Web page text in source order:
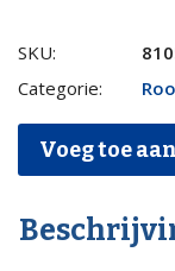
Rookmachine
Antari
Z-
1500
quantity
SKU:
Categorie:
Voeg toe